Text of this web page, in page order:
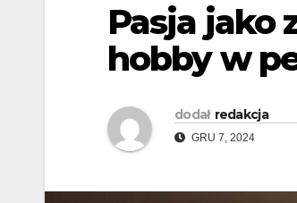
Pasja jako
hobby w
dodał redakcja
GRU 7, 2024